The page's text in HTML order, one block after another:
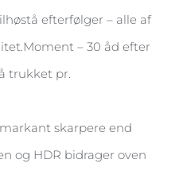
efterfølger – alle af
– 30 åd efter
trukket pr.
skarpere end
og HDR bidrager oven